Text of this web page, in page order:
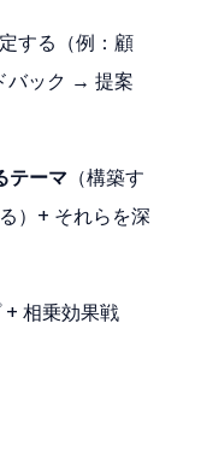
する（例：顧
バック → 提案
テーマ （構築す
）+ それらを深
相乗効果戦